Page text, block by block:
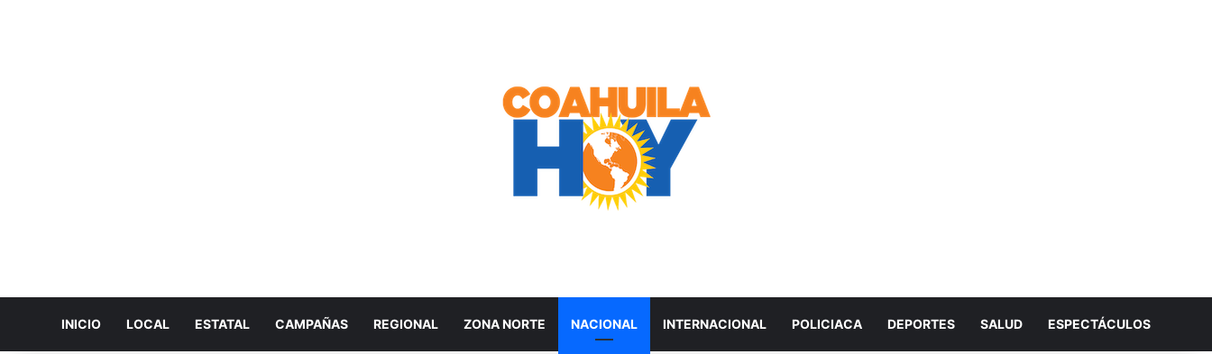
INICIO LOCAL ESTATAL CAMPAÑAS REGIONAL ZONA NORTE NACIONAL INTERNACIONAL POLICIACA DEPORTES SALUD ESPECTÁCULOS